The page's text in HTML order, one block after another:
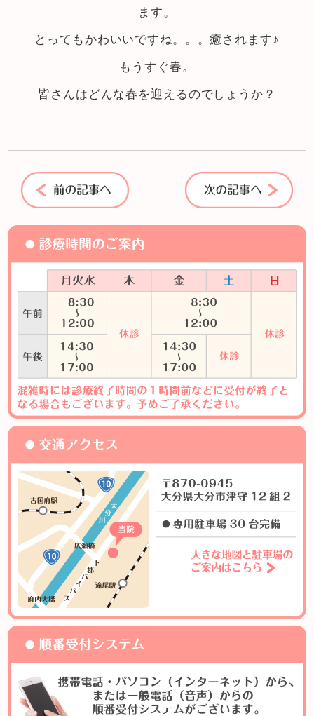
ます。
とってもかわいいですね。。。癒されます♪
もうすぐ春。
皆さんはどんな春を迎えるのでしょうか？